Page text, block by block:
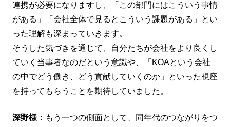
連携が必要になりますし、「この部門にはこういう事情
がある」「会社全体で見るとこういう課題がある」とい
った理解も深まっていきます。
そうした気づきを通じて、自分たちが会社をより良くし
ていく当事者なのだという意識や、「KOAという会社
の中でどう働き、どう貢献していくのか」といった視座
を持ってもらうことを期待していました。
深野様： もう一つの側面として、同年代のつながりをつ